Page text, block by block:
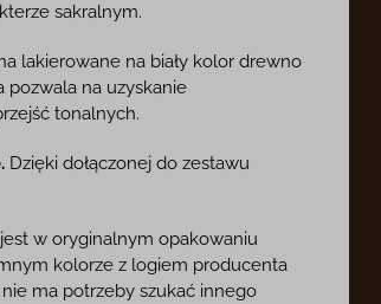
sakralnym.
lakierowane na biały kolor drewno
na uzyskanie
tonalnych.
Dzięki dołączonej do zestawu
w oryginalnym opakowaniu
kolorze z logiem producenta
ma potrzeby szukać innego